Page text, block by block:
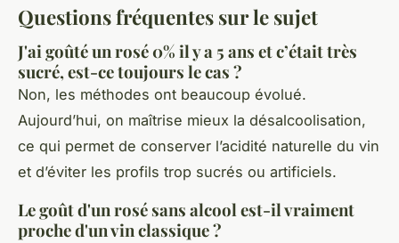
Questions fréquentes sur le sujet
J'ai goûté un rosé 0% il y a 5 ans et c’était très
sucré, est-ce toujours le cas ?
Non, les méthodes ont beaucoup évolué.
Aujourd’hui, on maîtrise mieux la désalcoolisation,
ce qui permet de conserver l’acidité naturelle du vin
et d’éviter les profils trop sucrés ou artificiels.
Le goût d'un rosé sans alcool est-il vraiment
proche d'un vin classique ?